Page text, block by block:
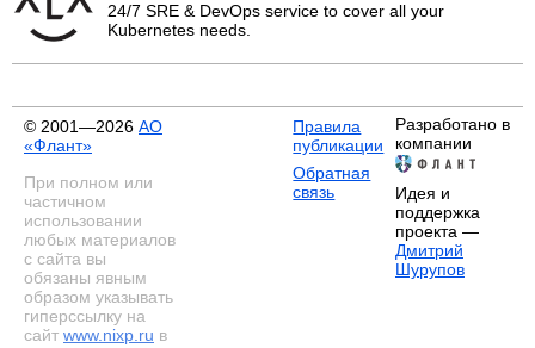
24/7 SRE & DevOps service to cover all your
Kubernetes needs.
© 2001—2026 АО
«Флант»
При полном или
частичном
использовании
любых материалов
с сайта вы
обязаны явным
образом указывать
гиперссылку на
сайт www.nixp.ru в
Правила
публикации
Обратная
связь
Разработано в
компании
Идея и
поддержка
проекта —
Дмитрий
Шурупов